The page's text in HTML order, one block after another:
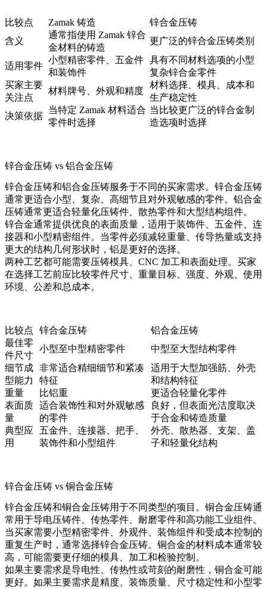
比较点 Zamak 铸造
锌合金压铸
含义
通常指使用 Zamak 锌合
金材料的铸造
更广泛的锌合金压铸类别
适用零件
小型精密零件、五金件
和装饰件
具有不同材料选项的小型
复杂锌合金零件
买家主要
关注点
材料牌号、外观和精度
材料选择、模具、成本和
生产稳定性
决策依据
当特定 Zamak 材料适合
零件时选择
当比较更广泛的锌合金制
造选项时选择
锌合金压铸 vs 铝合金压铸
锌合金压铸和铝合金压铸服务于不同的买家需求。锌合金压铸
通常更适合小型、复杂、高细节且对外观敏感的零件。铝合金
压铸通常更适合轻量化压铸件、散热零件和大型结构组件。
锌合金通常提供优良的表面质量，适用于装饰件、五金件、连
接器和小型精密组件。当零件必须减轻重量、传导热量或支持
更大的结构几何形状时，铝是更好的选择。
两种工艺都可能需要压铸模具、CNC 加工和表面处理。买家
在选择工艺前应比较零件尺寸、重量目标、强度、外观、使用
环境、公差和总成本。
比较点 锌合金压铸
铝合金压铸
最佳零
件尺寸
小型至中型精密零件
中型至大型结构零件
细节成
型能力
非常适合精细细节和紧凑
特征
适用于大型加强筋、外壳
和结构特征
重量
比铝重
更适合轻量化零件
表面质
量
适合装饰性和对外观敏感
的零件
良好，但表面光洁度取决
于合金和铸造质量
典型应
用
五金件、连接器、把手、
装饰件和小型组件
外壳、散热器、支架、盖
子和轻量化结构
锌合金压铸 vs 铜合金压铸
锌合金压铸和铜合金压铸用于不同类型的项目。铜合金压铸通
常用于导电压铸件、传热零件、耐磨零件和高功能工业组件。
当买家需要小型精密零件、外观件、装饰组件和受成本控制的
重复生产时，通常选择锌合金压铸。铜合金的材料成本通常较
高，可能需要更仔细的模具、加工和检验控制。
如果主要需求是导电性、传热性或苛刻的耐磨性，铜合金可能
更好。如果主要需求是精度、装饰质量、尺寸稳定性和小型零